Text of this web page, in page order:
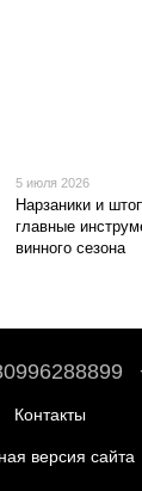
5 июля 2026
Нарзаники и
главные
винного сезона
Контакты
версия сайта